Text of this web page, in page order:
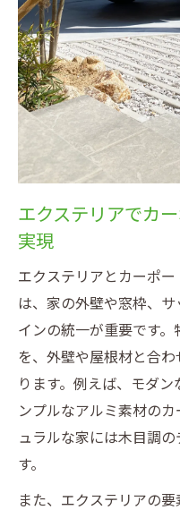
エクステリアでカ
実現
エクステリアとカーポ
は、家の外壁や窓枠、
インの統一が重要です
を、外壁や屋根材と合
ります。例えば、モダ
ンプルなアルミ素材の
ュラルな家には木目調
す。
また、エクステリアの要